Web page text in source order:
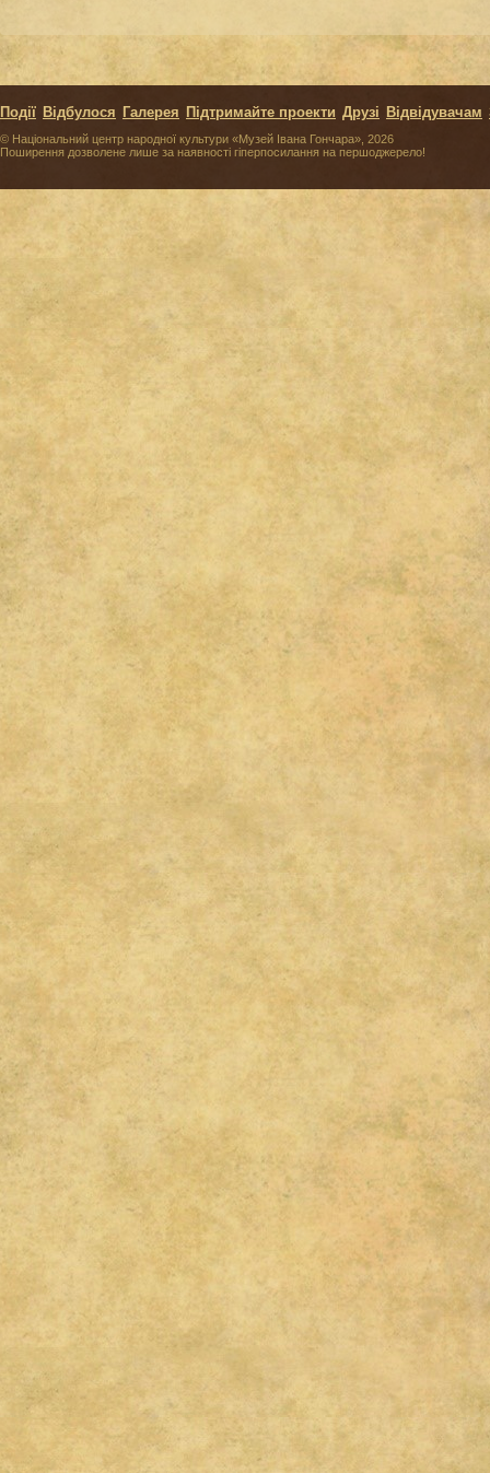
© Національний центр народної культури «Музей Івана Гончара», 2026
Поширення дозволене лише за наявності гіперпосилання на першоджерело!
Події Відбулося Галерея Підтримайте проекти Друзі Відвідувачам